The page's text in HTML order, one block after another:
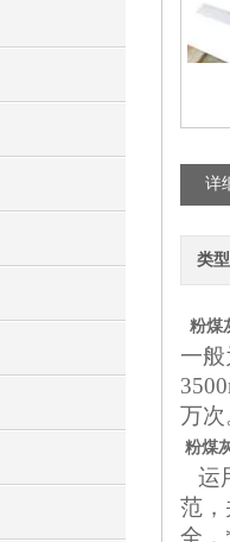
详
类型
粉煤
一般
万次
粉煤
运
范
全，